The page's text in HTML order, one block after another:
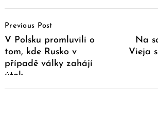
Navigation
Previous Post
V Polsku promluvili o
tom, kde Rusko v
případě války zahájí
útok
Na
Vieja